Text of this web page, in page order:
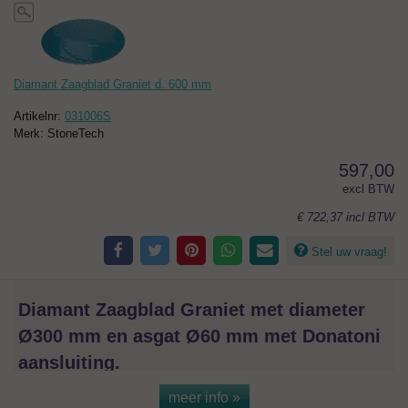
Diamant Zaagblad Graniet d. 600 mm
Artikelnr: 031006S
Merk: StoneTech
597,00
excl BTW
€ 722,37 incl BTW
Stel uw vraag!
Diamant Zaagblad Graniet met diameter
Ø300 mm en asgat Ø60 mm met Donatoni
aansluiting.
meer info »